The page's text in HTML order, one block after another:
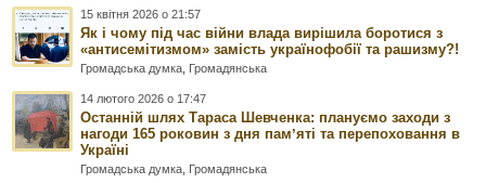
15 квітня 2026 о 21:57
Як і чому під час війни влада вирішила боротися з
«антисемітизмом» замість українофобії та рашизму?!
Громадська думка Громадянська
14 лютого 2026 о 17:47
Останній шлях Тараса Шевченка: плануємо заходи з
нагоди 165 роковин з дня памʼяті та перепоховання в
Україні
Громадська думка Громадянська